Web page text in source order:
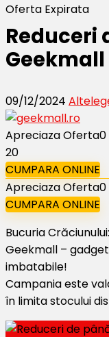
Oferta Expirata
Reduceri
Geekmall
09/12/2024 Altele
Apreciaza Oferta0
20
CUMPARA ONLINE
Apreciaza Oferta0
CUMPARA ONLINE
Bucuria
Geekmall –
imbatabile!
Campania este
în limita stocului